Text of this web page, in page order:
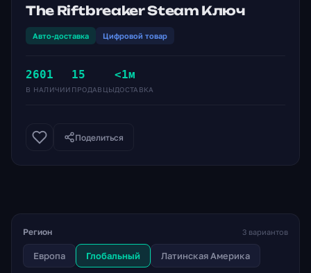
The Riftbreaker Steam Ключ
Авто-доставка Цифровой товар
2601
В НАЛИЧИИ
15
ПРОДАВЦЫ
<1м
ДОСТАВКА
Поделиться
Регион 3 вариантов
Европа Глобальный Латинская Америка